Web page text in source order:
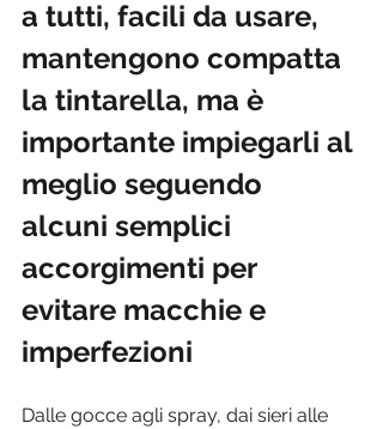
a tutti, facili da usare,
mantengono compatta
la tintarella, ma è
importante impiegarli al
meglio seguendo
alcuni semplici
accorgimenti per
evitare macchie e
imperfezioni
Dalle gocce agli spray, dai sieri alle